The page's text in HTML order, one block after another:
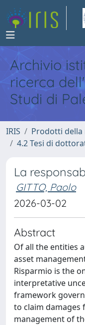
Archivio
ricerca
Studi di
IRIS Prodotti della
4.2 Tesi di
La
GITTO, Paolo
2026-03-02
Abstract
Of all the entities
asset
Risparmio is the
interpretative
framework
to claim damages
management of